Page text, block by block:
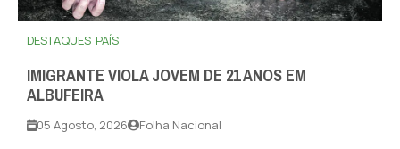
DESTAQUES PAÍS
IMIGRANTE VIOLA JOVEM DE 21 ANOS EM
ALBUFEIRA
05 Agosto, 2026 Folha Nacional